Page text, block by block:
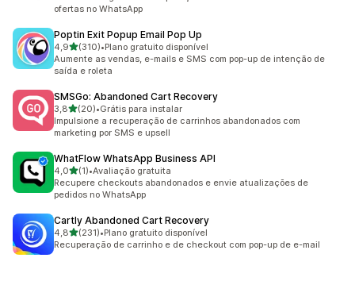
ofertas no WhatsApp
Poptin Exit Popup Email Pop Up
4,9de 5 estrelas
(310)
310 avaliações ao todo
•Plano gratuito disponível
Aumente as vendas, e-mails e SMS com pop-up de intenção de
saída e roleta
SMSGo: Abandoned Cart Recovery
3,8de 5 estrelas
(20)
20 avaliações ao todo
•Grátis para instalar
Impulsione a recuperação de carrinhos abandonados com
marketing por SMS e upsell
WhatFlow WhatsApp Business API
4,0de 5 estrelas
(1)
1 avaliações ao todo
•Avaliação gratuita
Recupere checkouts abandonados e envie atualizações de
pedidos no WhatsApp
Cartly Abandoned Cart Recovery
4,8de 5 estrelas
(231)
231 avaliações ao todo
•Plano gratuito disponível
Recuperação de carrinho e de checkout com pop-up de e-mail